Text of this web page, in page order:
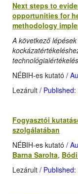
Next steps to
opportunities for
methodology
A következő
NÉBIH-es kutató /
Lezárult / Published:
Fogyasztói
szolgálatában
NÉBIH-es kutató /
Barna Sarolta,
Lezárult / Published: